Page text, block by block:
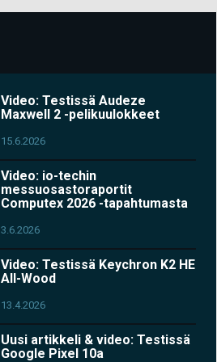
Video: Testissä Audeze
Maxwell 2 -pelikuulokkeet
15.6.2026
Video: io-techin
messuosastoraportit
Computex 2026 -tapahtumasta
3.6.2026
Video: Testissä Keychron K2 HE
All-Wood
13.4.2026
Uusi artikkeli & video: Testissä
Google Pixel 10a